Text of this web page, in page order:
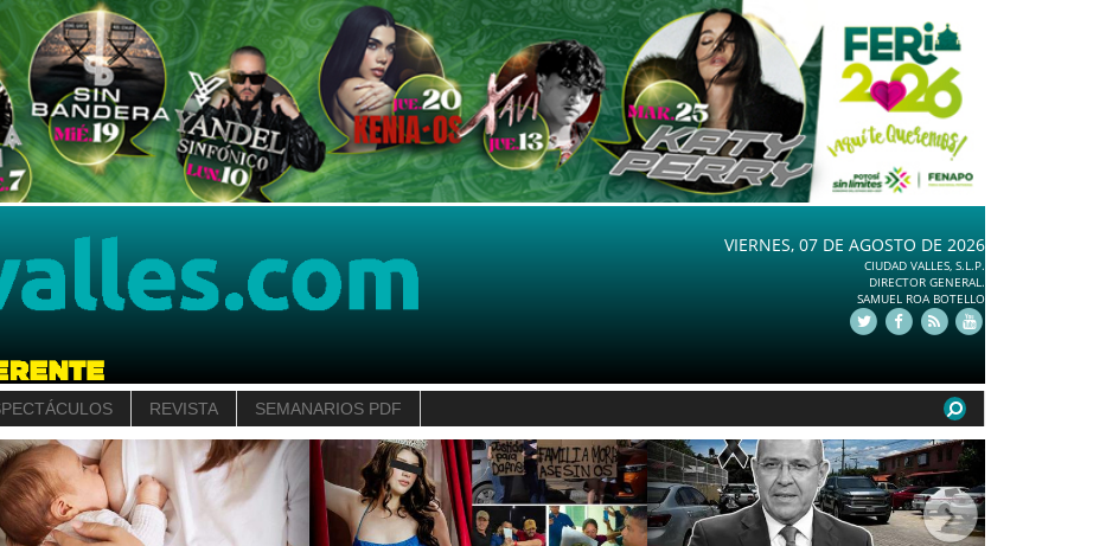
VIERNES, 07 DE AGOSTO DE 2026
CIUDAD VALLES, S.L.P.
DIRECTOR GENERAL.
SAMUEL ROA BOTELLO
REVISTA SEMANARIOS PDF